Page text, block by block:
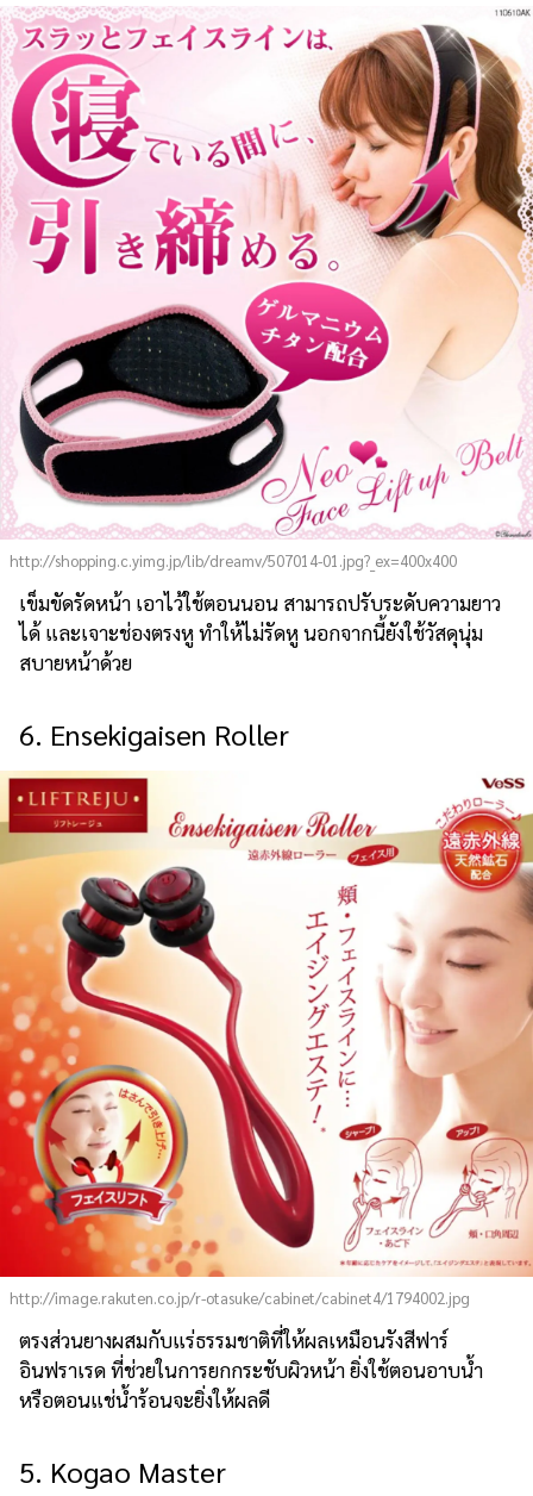
http://shopping.c.yimg.jp/lib/dreamv/507014-01.jpg?_ex=400x400
เข็มขัดรัดหน้า เอาไว้ใช้ตอนนอน สามารถปรับระดับความยาว
ได้ และเจาะช่องตรงหู ทำให้ไม่รัดหู นอกจากนี้ยังใช้วัสดุนุ่ม
สบายหน้าด้วย
6. Ensekigaisen Roller
http://image.rakuten.co.jp/r-otasuke/cabinet/cabinet4/1794002.jpg
ตรงส่วนยางผสมกับแร่ธรรมชาติที่ให้ผลเหมือนรังสีฟาร์
อินฟราเรด ที่ช่วยในการยกกระชับผิวหน้า ยิ่งใช้ตอนอาบน้ำ
หรือตอนแช่น้ำร้อนจะยิ่งให้ผลดี
5. Kogao Master